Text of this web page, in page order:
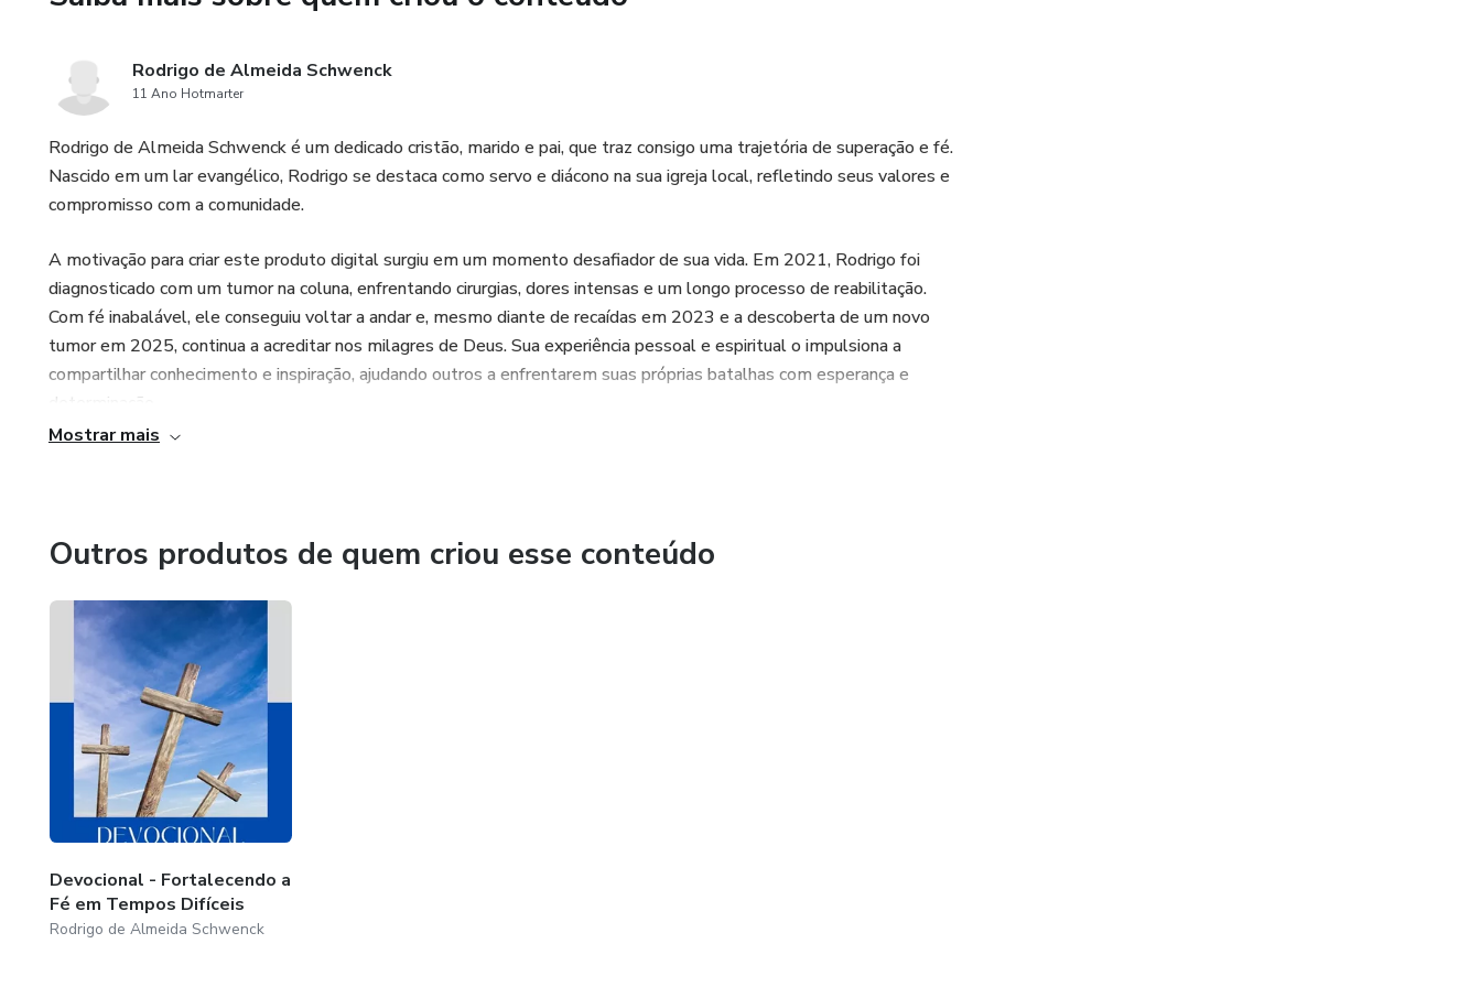
Rodrigo de Almeida Schwenck
11 Ano Hotmarter
Rodrigo de Almeida Schwenck é um dedicado cristão, marido e pai, que traz consigo uma trajetória de superação e fé.
Nascido em um lar evangélico, Rodrigo se destaca como servo e diácono na sua igreja local, refletindo seus valores e
compromisso com a comunidade.
A motivação para criar este produto digital surgiu em um momento desafiador de sua vida. Em 2021, Rodrigo foi
diagnosticado com um tumor na coluna, enfrentando cirurgias, dores intensas e um longo processo de reabilitação.
Com fé inabalável, ele conseguiu voltar a andar e, mesmo diante de recaídas em 2023 e a descoberta de um novo
tumor em 2025, continua a acreditar nos milagres de Deus. Sua experiência pessoal e espiritual o impulsiona a
compartilhar conhecimento e inspiração, ajudando outros a enfrentarem suas próprias batalhas com esperança e
determinação.
Mostrar mais
Outros produtos de quem criou esse conteúdo
Devocional - Fortalecendo a
Fé em Tempos Difíceis
Rodrigo de Almeida Schwenck